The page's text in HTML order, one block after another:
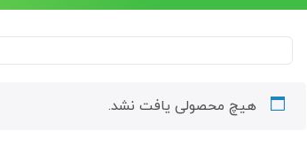
هیچ محصولی یافت نشد.